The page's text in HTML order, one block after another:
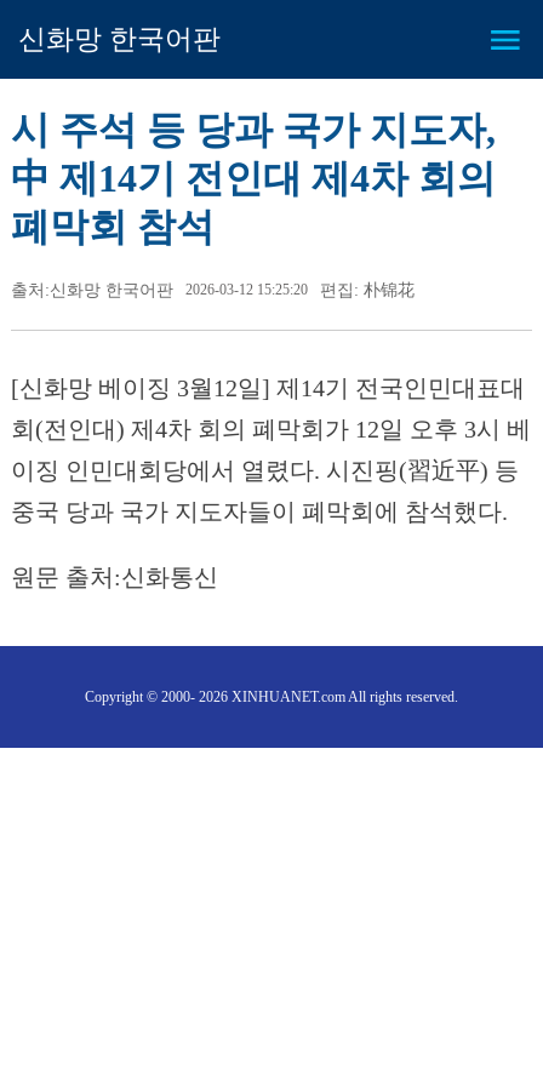
신화망 한국어판
시 주석 등 당과 국가 지도자,
中 제14기 전인대 제4차 회의
폐막회 참석
출처:신화망 한국어판 2026-03-12 15:25:20 편집: 朴锦花
[신화망 베이징 3월12일] 제14기 전국인민대표대
회(전인대) 제4차 회의 폐막회가 12일 오후 3시 베
이징 인민대회당에서 열렸다. 시진핑(習近平) 등
중국 당과 국가 지도자들이 폐막회에 참석했다.
원문 출처:신화통신
Copyright © 2000- 2026 XINHUANET.com All rights reserved.